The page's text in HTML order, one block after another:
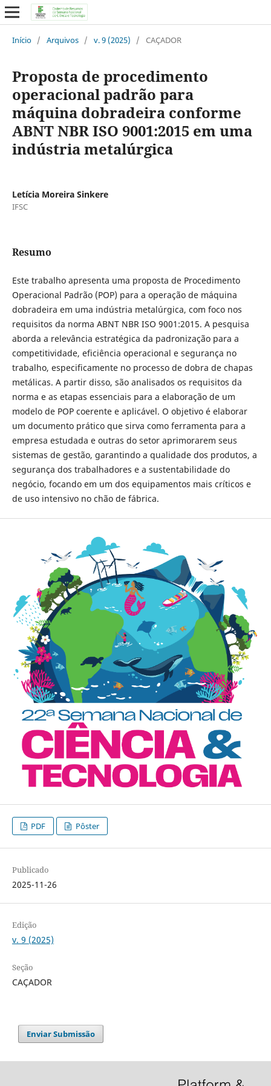
Início / Arquivos / v. 9 (2025) / CAÇADOR
Proposta de procedimento
operacional padrão para
máquina dobradeira conforme
ABNT NBR ISO 9001:2015 em uma
indústria metalúrgica
Letícia Moreira Sinkere
IFSC
Resumo
Este trabalho apresenta uma proposta de Procedimento
Operacional Padrão (POP) para a operação de máquina
dobradeira em uma indústria metalúrgica, com foco nos
requisitos da norma ABNT NBR ISO 9001:2015. A pesquisa
aborda a relevância estratégica da padronização para a
competitividade, eficiência operacional e segurança no
trabalho, especificamente no processo de dobra de chapas
metálicas. A partir disso, são analisados os requisitos da
norma e as etapas essenciais para a elaboração de um
modelo de POP coerente e aplicável. O objetivo é elaborar
um documento prático que sirva como ferramenta para a
empresa estudada e outras do setor aprimorarem seus
sistemas de gestão, garantindo a qualidade dos produtos, a
segurança dos trabalhadores e a sustentabilidade do
negócio, focando em um dos equipamentos mais críticos e
de uso intensivo no chão de fábrica.
PDF Pôster
Publicado
2025-11-26
Edição
v. 9 (2025)
Seção
CAÇADOR
Enviar Submissão